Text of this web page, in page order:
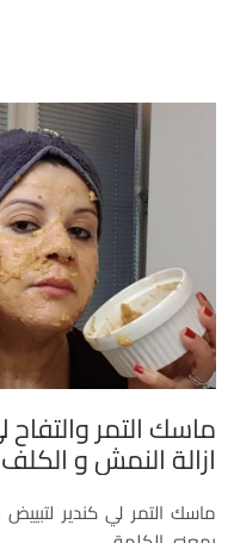
ماسك التمر والتفاح
ازالة النمش و الكلف
ماسك التمر لي كندير لتبييض